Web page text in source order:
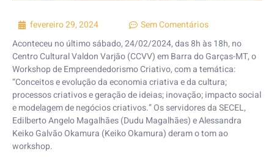
fevereiro 29, 2024
Sem Comentários
Aconteceu no último sábado, 24/02/2024, das 8h às 18h, no
Centro Cultural Valdon Varjão (CCVV) em Barra do Garças-MT, o
Workshop de Empreendedorismo Criativo, com a temática:
“Conceitos e evolução da economia criativa e da cultura;
processos criativos e geração de ideias; inovação; impacto social
e modelagem de negócios criativos.” Os servidores da SECEL,
Edilberto Angelo Magalhães (Dudu Magalhães) e Alessandra
Keiko Galvão Okamura (Keiko Okamura) deram o tom ao
workshop.